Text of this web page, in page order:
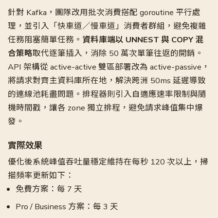
針對 Kafka，團隊改用批次消費搭配 goroutine 平行處
理，並引入「快車道／慢車道」消費者群組，避免複雜
任務阻塞簡單任務。 資料庫端以 UNNEST 與 COPY 混
合策略取代逐筆插入，消除 50 萬次單筆往返的開銷。
API 架構從 active-active 雙區部署改為 active-passive，
將請求對齊主資料庫所在地，解決跨洲 50ms 延遲導致
的連線池耗盡問題。排程器則引入自適應速率限制與隨
機時間戳，讓各 zone 獨立排程，避免請求峰值集中爆
發。
實際效果
優化後系統峰值吞吐量穩定維持在每秒 120 次以上，掃
描頻率更新如下：
免費方案：每 7 天
Pro / Business 方案：每 3 天